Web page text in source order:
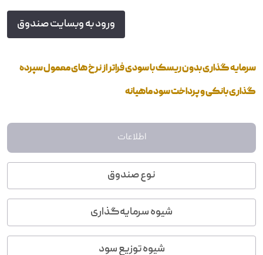
ورود به وبسایت صندوق
سرمایه گذاری بدون ریسک با سودی فراتر از نرخ های معمول سپرده
گذاری بانکی و پرداخت سود ماهیانه
اطلاعات
نوع صندوق
شیوه سرمایه‌گذاری
شیوه توزیع سود